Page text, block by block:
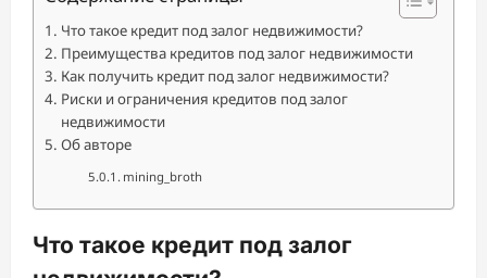
Что такое кредит под залог недвижимости?
Преимущества кредитов под залог недвижимости
Как получить кредит под залог недвижимости?
Риски и ограничения кредитов под залог
недвижимости
Об авторе
mining_broth
Что такое кредит под залог